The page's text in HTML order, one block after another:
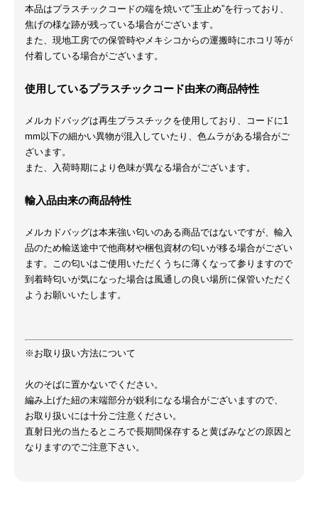
本品はプラスチックコードの端を焼いて”玉止め”を行っており、
焦げの様な跡が残っている場合がございます。
また、現地工房での保管時やメキシコからの運搬時にホコリ等が
付着している場合がございます。
使用しているプラスチックコード由来の商品特性
メルカドバッグは再生プラスチックを使用しており、コードに1
mm以下の細かい異物が混入していたり、色ムラがある場合がご
ざいます。
また、入荷時期により色味が異なる場合がございます。
輸入品由来の商品特性
メルカドバッグは本来強い匂いのある商品ではないですが、輸入
品のため輸送途中で他商材や梱包資材の匂いが移る場合がござい
ます。この匂いはご使用いただくうちに薄くなって参りますので
到着時匂いが気になった場合は風通しの良い場所に保管いただく
ようお願いいたします。
※お取り扱い方法について
火のそばに置かないでください。
編み上げた紐の末端部分が鋭利になる場合がございますので、
お取り扱いには十分ご注意ください。
直射日光の当たるところで長期間保存すると黄ばみなどの原因と
なりますのでご注意下さい。